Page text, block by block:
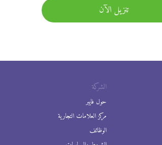
تنزيل الآن
الشركة
حول فايبر
مركز العلامات التجارية
الوظائف